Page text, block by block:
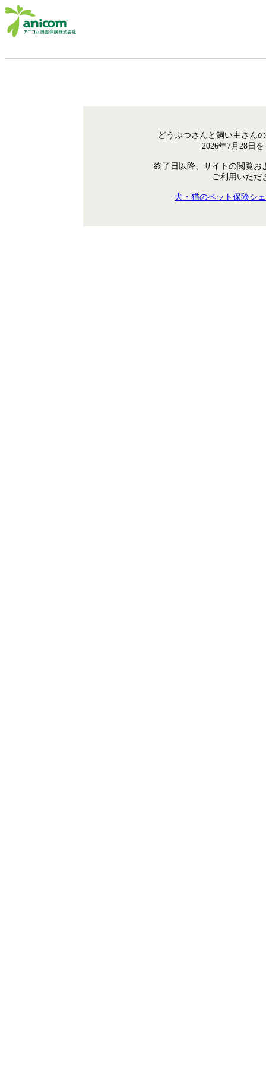
どうぶつさんと飼い主さん
2026年7月28日
終了日以降、サイトの閲覧お
ご利用いただ
犬・猫のペット保険シ